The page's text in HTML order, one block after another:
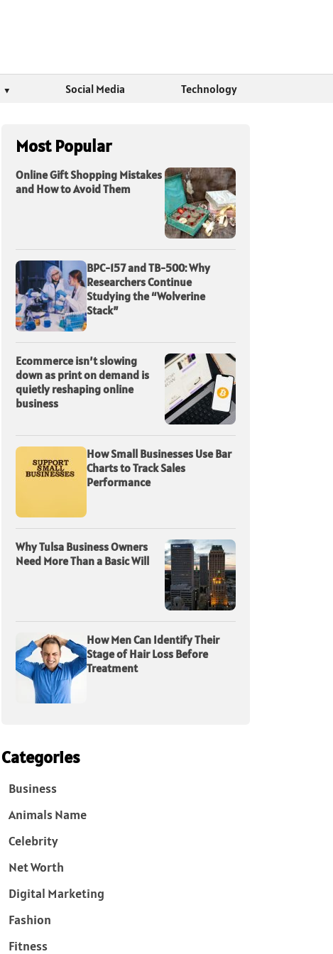
Social Media Technology
Most Popular
Online Gift Shopping Mistakes
and How to Avoid Them
BPC-157 and TB-500: Why
Researchers Continue
Studying the “Wolverine
Stack”
Ecommerce isn’t slowing
down as print on demand is
quietly reshaping online
business
How Small Businesses Use Bar
Charts to Track Sales
Performance
Why Tulsa Business Owners
Need More Than a Basic Will
How Men Can Identify Their
Stage of Hair Loss Before
Treatment
Categories
Business
Animals Name
Celebrity
Net Worth
Digital Marketing
Fashion
Fitness